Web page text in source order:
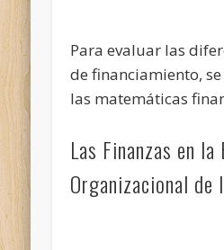
Para evaluar las
de financiamiento,
las matemáticas
Las Finanzas en
Organizacional de